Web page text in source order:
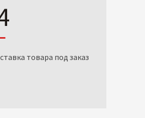
товара под заказ